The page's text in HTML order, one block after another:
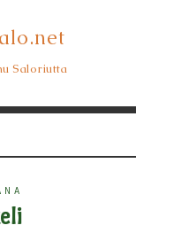
Saloriutta